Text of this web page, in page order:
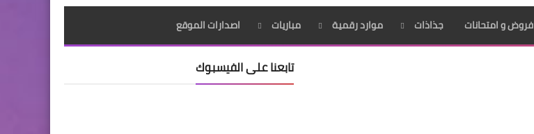
فروض و امتحانات جذاذات موارد رقمية مباريات اصدارات الموقع
تابعنا على الفيسبوك